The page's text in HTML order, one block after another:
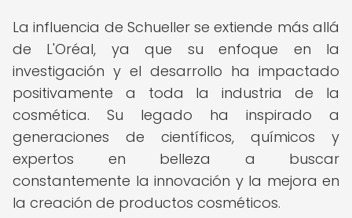
La influencia de Schueller se extiende más allá
de L'Oréal, ya que su enfoque en la
investigación y el desarrollo ha impactado
positivamente a toda la industria de la
cosmética. Su legado ha inspirado a
generaciones de científicos, químicos y
expertos en belleza a buscar
constantemente la innovación y la mejora en
la creación de productos cosméticos.